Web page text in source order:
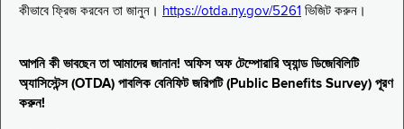
কীভাবে ফ্রিজ করবেন তা জানুন। https://otda.ny.gov/5261 ভিজিট করুন।
আপনি কী ভাবছেন তা আমাদের জানান! অফিস অফ টেম্পোরারি অ্যান্ড ডিজেবিলিটি
অ্যাসিস্টেন্স (OTDA) পাবলিক বেনিফিট জরিপটি (Public Benefits Survey) পূরণ
করুন!